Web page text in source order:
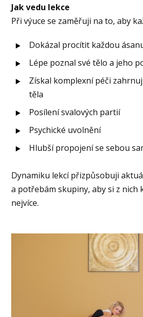
Jak vedu lekce
Při výuce se zaměřuji na to, aby
Dokázal procítit každou
Lépe poznal své tělo a jeho
Získal komplexní péči
těla
Posílení svalových partií
Psychické uvolnění
Hlubší propojení se sebou
Dynamiku lekcí přizpůsobuji
a potřebám skupiny, aby si z nich
nejvíce.